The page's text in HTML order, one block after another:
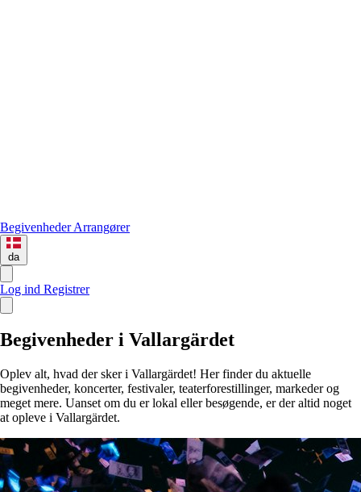
BegivenhederArrangører
da
Log ind Registrer
Begivenheder i Vallargärdet
Oplev alt, hvad der sker i Vallargärdet! Her finder du aktuelle
begivenheder, koncerter, festivaler, teaterforestillinger, markeder og
meget mere. Uanset om du er lokal eller besøgende, er der altid noget
at opleve i Vallargärdet.